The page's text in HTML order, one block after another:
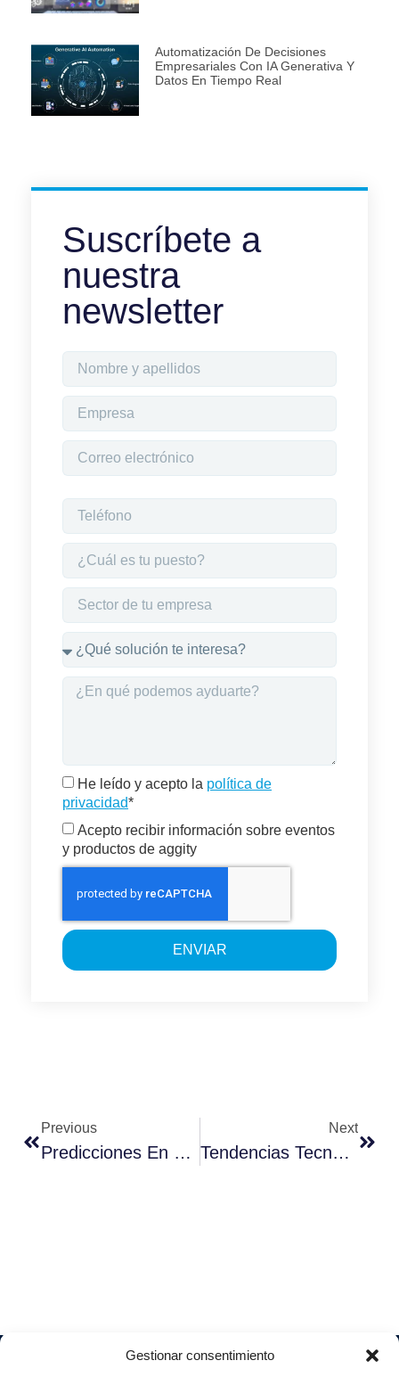
Gestionar consentimiento
Automatización De Decisiones
Empresariales Con IA Generativa Y
Datos En Tiempo Real
Suscríbete a
nuestra
newsletter
He leído y acepto la política de
privacidad*
Acepto recibir información sobre eventos
y productos de aggity
ENVIAR
Previous
Predicciones En Ciberseguridad Para 2022
Next
Tendencias Tecnológicas En El Sector Industrial
Soluciones
Quiénes